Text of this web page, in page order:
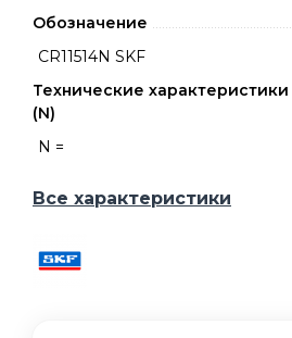
Обозначение
CR11514N SKF
Технические характеристики
(N)
N =
Все характеристики